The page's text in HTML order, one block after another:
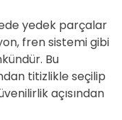
yedek parçalar
fren sistemi gibi
Bu
titizlikle seçilip
açısından